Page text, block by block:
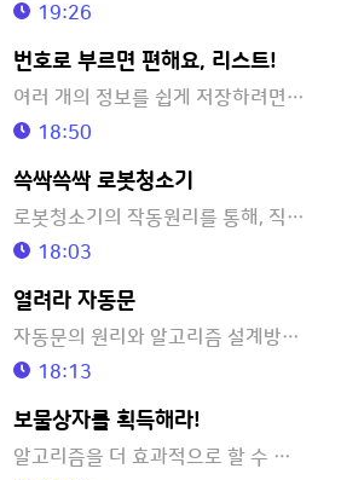
19:26
번호로 부르면 편해요, 리스트!
여러 개의 정보를 쉽게 저장하려면 무엇이 필요할까요?
18:50
쓱싹쓱싹 로봇청소기
로봇청소기의 작동원리를 통해, 직선동작과 회전동작의 알고리즘과 코딩 요령을 배워볼까요?
18:03
열려라 자동문
자동문의 원리와 알고리즘 설계방법을 배우고, 컴퓨터적 사고능력을 길러보아요!
18:13
보물상자를 획득해라!
알고리즘을 더 효과적으로 할 수 있는 특별한 명령어, 함수에 대해 배워보아요!